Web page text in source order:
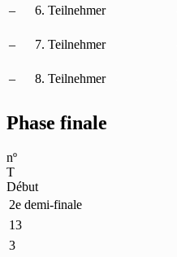
– 6. Teilnehmer
– 7. Teilnehmer
– 8. Teilnehmer
Phase finale
nº
T
Début
2e demi-finale
13
3